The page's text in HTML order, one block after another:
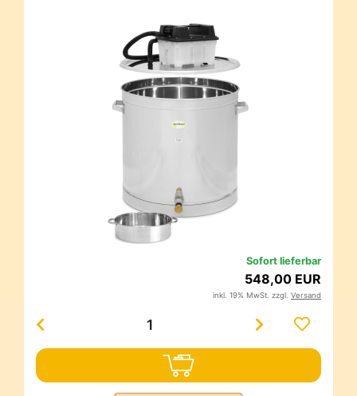
Sofort lieferbar
548,00 EUR
inkl. 19% MwSt. zzgl. Versand